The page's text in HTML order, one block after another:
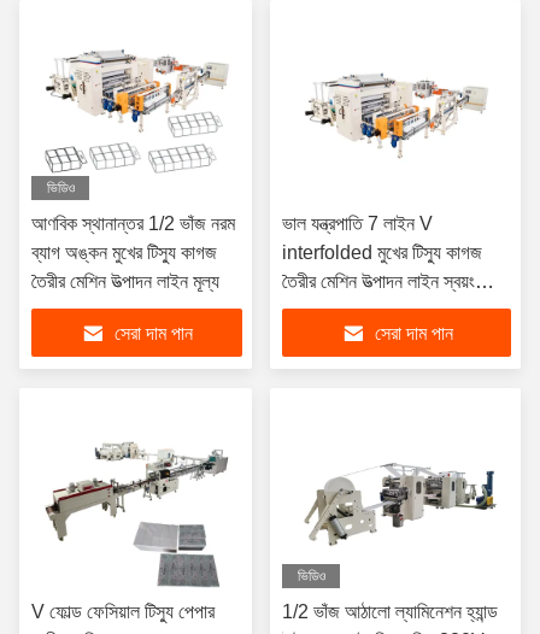
ভিডিও
আণবিক স্থানান্তর 1/2 ভাঁজ নরম
ব্যাগ অঙ্কন মুখের টিস্যু কাগজ
তৈরীর মেশিন উত্পাদন লাইন মূল্য
সেরা দাম পান
ভাল যন্ত্রপাতি 7 লাইন V
interfolded মুখের টিস্যু কাগজ
তৈরীর মেশিন উত্পাদন লাইন স্বয়ংক্রিয়
স্থানান্তর বিভাজক সঙ্গে
সেরা দাম পান
V ফোল্ড ফেসিয়াল টিস্যু পেপার
ভিডিও
1/2 ভাঁজ আঠালো ল্যামিনেশন হ্যান্ড